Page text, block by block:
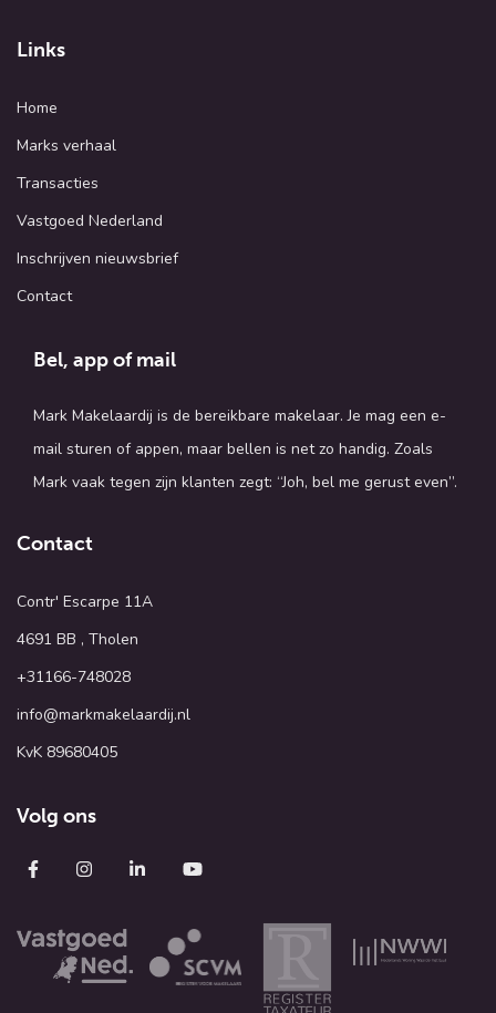
Links
Home
Marks verhaal
Transacties
Vastgoed Nederland
Inschrijven nieuwsbrief
Contact
Bel, app of mail
Mark Makelaardij is de bereikbare makelaar. Je mag een e-
mail sturen of appen, maar bellen is net zo handig. Zoals
Mark vaak tegen zijn klanten zegt: “Joh, bel me gerust even”.
Contact
Contr' Escarpe 11A
4691 BB , Tholen
+31166-748028
info@markmakelaardij.nl
KvK 89680405
Volg ons